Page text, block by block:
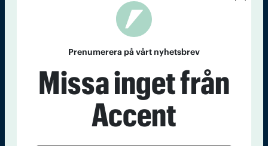
Chefredaktör och ansvarig utgivare: Barbro Janson Lundkvist,
barbro@a4.se.
Kontakt Om Tidningen Tidningsarkiv In English
Läs tidigare
Prenumerera på vårt nyhetsbrev
Missa inget från
Accent